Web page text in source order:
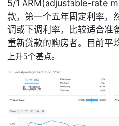
5/1 ARM(adjustable-rate
款，第一个五年固定利率，
调或下调利率，比较适合准
重新贷款的购房者。目前平
上升5个基点。